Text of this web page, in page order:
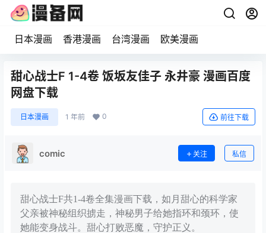
日本漫画 香港漫画 台湾漫画 欧美漫画
甜心战士F 1-4卷 饭坂友佳子 永井豪 漫画百度
网盘下载
日本漫画 1 年前 0 前往下载
comic 关注 私信
甜心战士F共1-4卷全集漫画下载，如月甜心的科学家
父亲被神秘组织掳走，神秘男子给她指环和颈环，使
她能变身战斗。甜心打败恶魔，守护正义。